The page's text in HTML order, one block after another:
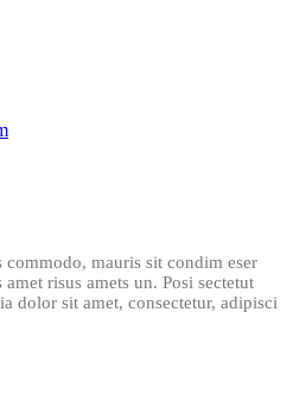
commodo, mauris sit condim eser
risus amets un. Posi sectetut
dolor sit amet, consectetur, adipisci